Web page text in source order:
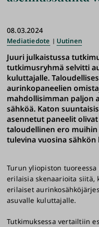
08.03.2024
Mediatiedote Uutinen
Juuri julkaistussa
tutkimusryhmä selvitti
kuluttajalle.
aurinkopaneelien
mahdollisimman paljon
sähköä. Katon
asennetut paneelit
taloudellinen ero
tulevina vuosina
Turun yliopiston
erilaisia skenaarioita siitä,
erilaiset
asuvalle kuluttajalle.
Tutkimuksessa vertailtiin